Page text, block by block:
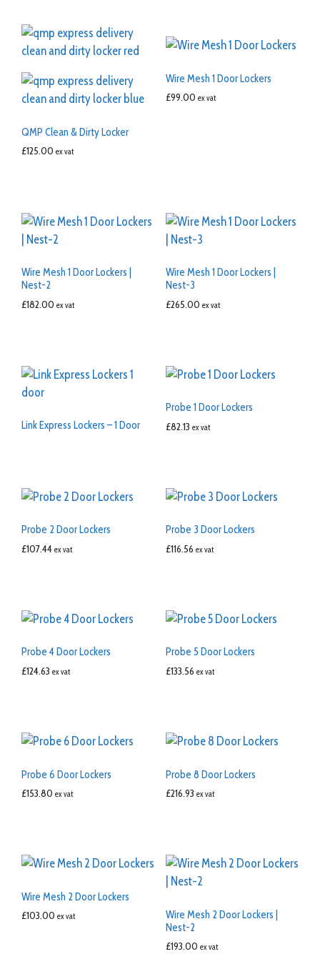
QMP Clean & Dirty Locker
£125.00 ex vat
Wire Mesh 1 Door Lockers
£99.00 ex vat
Wire Mesh 1 Door Lockers |
Nest-2
£182.00 ex vat
Wire Mesh 1 Door Lockers |
Nest-3
£265.00 ex vat
Link Express Lockers – 1 Door
Probe 1 Door Lockers
£82.13 ex vat
Probe 2 Door Lockers
£107.44 ex vat
Probe 3 Door Lockers
£116.56 ex vat
Probe 4 Door Lockers
£124.63 ex vat
Probe 5 Door Lockers
£133.56 ex vat
Probe 6 Door Lockers
£153.80 ex vat
Probe 8 Door Lockers
£216.93 ex vat
Wire Mesh 2 Door Lockers
£103.00 ex vat
Wire Mesh 2 Door Lockers |
Nest-2
£193.00 ex vat